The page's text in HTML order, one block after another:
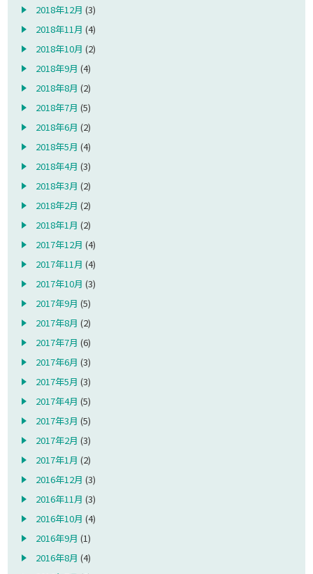
2018年12月 (3)
2018年11月 (4)
2018年10月 (2)
2018年9月 (4)
2018年8月 (2)
2018年7月 (5)
2018年6月 (2)
2018年5月 (4)
2018年4月 (3)
2018年3月 (2)
2018年2月 (2)
2018年1月 (2)
2017年12月 (4)
2017年11月 (4)
2017年10月 (3)
2017年9月 (5)
2017年8月 (2)
2017年7月 (6)
2017年6月 (3)
2017年5月 (3)
2017年4月 (5)
2017年3月 (5)
2017年2月 (3)
2017年1月 (2)
2016年12月 (3)
2016年11月 (3)
2016年10月 (4)
2016年9月 (1)
2016年8月 (4)